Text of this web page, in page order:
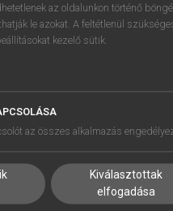
SÚGÓ
RÓLUNK
SÜTI BEÁLLÍTÁSOK
az oldalunkon történő
le azokat. A feltétlenül
kezelő sütik.
az összes alkalmazás
Kiválasztottak
elfogadása